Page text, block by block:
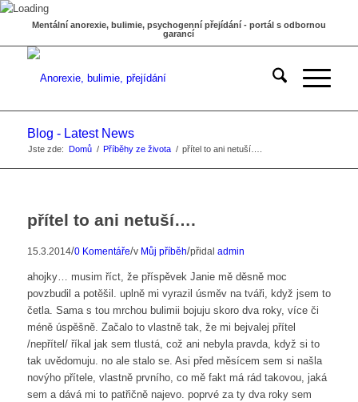
Mentální anorexie, bulimie, psychogenní přejídání - portál s odbornou
garancí
Blog - Latest News
Jste zde: Domů / Příběhy ze života / přítel to ani netuší….
přítel to ani netuší….
15.3.2014/0 Komentáře/v Můj příběh/přidal admin
ahojky… musim říct, že příspěvek Janie mě děsně moc
povzbudil a potěšil. uplně mi vyrazil úsměv na tváři, když jsem to
četla. Sama s tou mrchou bulimii bojuju skoro dva roky, více či
méně úspěšně. Začalo to vlastně tak, že mi bejvalej přítel
/nepřítel/ říkal jak sem tlustá, což ani nebyla pravda, když si to
tak uvědomuju. no ale stalo se. Asi před měsícem sem si našla
novýho přítele, vlastně prvního, co mě fakt má rád takovou, jaká
sem a dává mi to patřičně najevo. poprvé za ty dva roky sem